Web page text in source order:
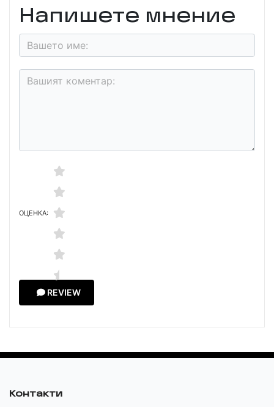
Напишете мнение
ОЦЕНКА:
REVIEW
Контакти